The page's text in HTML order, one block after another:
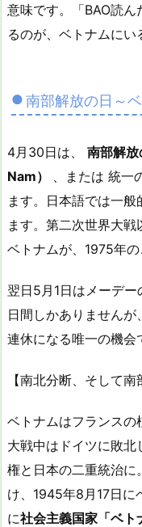
意味です。「BAO読
るのが、ベトナムにい
南部解放の日～
4月30日は、 南部解
Nam） 、または 統一
ます。日本語では一
ます。第二次世界大
ベトナムが、1975年の
翌日5月1日はメーデ
日間しかありません
連休になる唯一の機会
【南北分断、そして南
ベトナムはフランスの
大戦中はドイツに敗
権と日本の二重統治に
け、1945年8月17日に
に社会主義国家「ベト